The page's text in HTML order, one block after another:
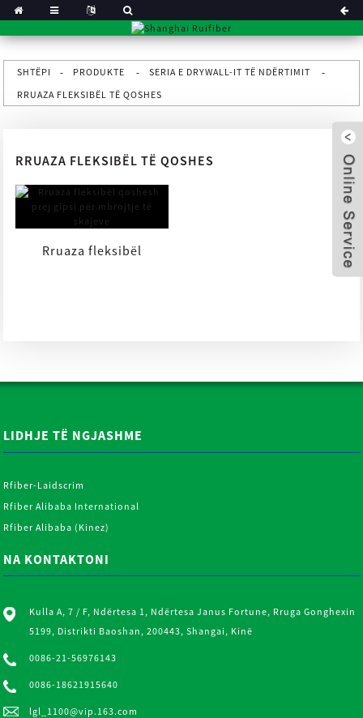
SHTËPI PRODUKTE
SERIA E DRYWALL-IT TË NDËRTIMIT
RRUAZA FLEKSIBËL TË QOSHES
RRUAZA FLEKSIBËL TË QOSHES
Rruaza fleksibël
LIDHJE TË NGJASHME
Rfiber-Laidscrim
Rfiber Alibaba International
Rfiber Alibaba (Kinez)
NA KONTAKTONI
Kulla A, 7 / F, Ndërtesa 1, Ndërtesa Janus Fortune, Rruga Gonghexin
5199, Distrikti Baoshan, 200443, Shangai, Kinë
0086-21-56976143
0086-18621915640
lgl_1100@vip.163.com